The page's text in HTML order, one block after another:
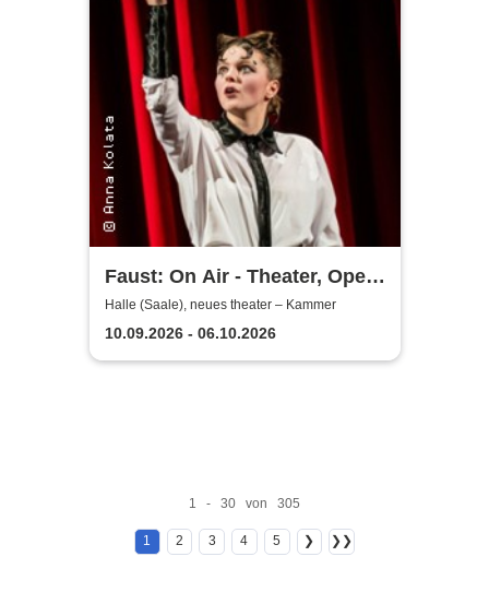
Faust: On Air - Theater, Oper
und Orchester Halle
Halle (Saale), neues theater – Kammer
10.09.2026 - 06.10.2026
1 - 30 von 305
1 2 3 4 5 ❯ ❯❯